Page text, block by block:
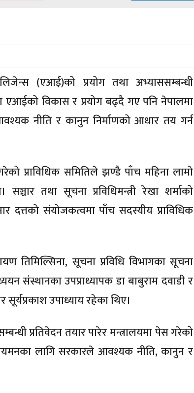
(एआई)को प्रयोग तथा अभ्याससम्बन्धी
एआईको विकास र प्रयोग बढ्दै गए पनि नेपालमा
नीति र कानुन निर्माणको आधार तय गर्न
प्राविधिक समितिले झण्डै पाँच महिना लामो
तथा सूचना प्रविधिमन्त्री रेखा शर्माको
दत्तको संयोजकत्वमा पाँच सदस्यीय प्राविधिक
तिमिल्सिना, सूचना प्रविधि विभागका सूचना
संस्थानका उपप्राध्यापक डा बाबुराम दवाडी र
उपाध्याय रहेका थिए।
प्रतिवेदन तयार पारेर मन्त्रालयमा पेस गरेको
लागि सरकारले आवश्यक नीति, कानुन र